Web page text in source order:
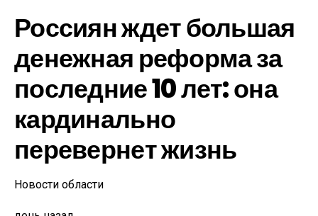
Россиян ждет большая
денежная реформа за
последние 10 лет: она
кардинально
перевернет жизнь
Новости области